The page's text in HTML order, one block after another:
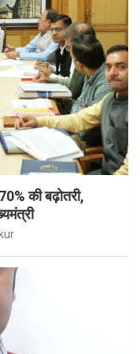
की बढ़ोतरी,